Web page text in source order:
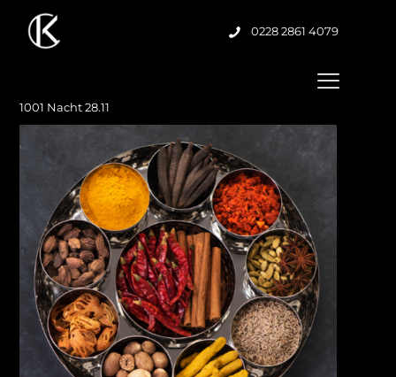
0228 2861 4079
1001 Nacht 28.11